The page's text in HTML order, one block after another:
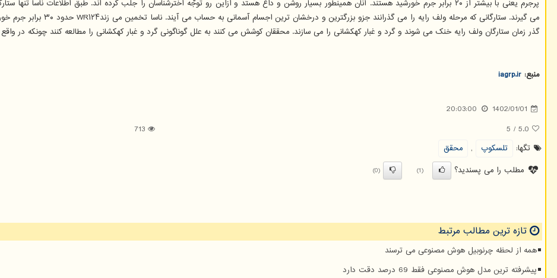
پرجرم یعنی با بیشتر از ۲۰ برابر جرم خورشید هستند. آنان همینطور بسیار روشن و داغ هستد و ازاین رو توجّه اخترشناسان را جلب کرده اند. طبق اطلاعات
گذر زمان ستارگان ولف رایه خنک می شوند و گرد و غبار کهکشانی را می سازند. محققان کوشش می کنند به علل گوناگونی گرد و غبار کهکشانی را مطالعه کنند چونکه در
منبع: iagrp.ir
1402/01/01
20:03:00
5.0
/
5
713
تگها:
تلسكوپ ,
محقق
مطلب را می پسندید؟
(1)
(0)
تازه ترین مطالب مرتبط
همه از لحظه چرنوبیل هوش مصنوعی می ترسند
پیشرفته ترین مدل هوش مصنوعی فقط 69 درصد دقت دارد